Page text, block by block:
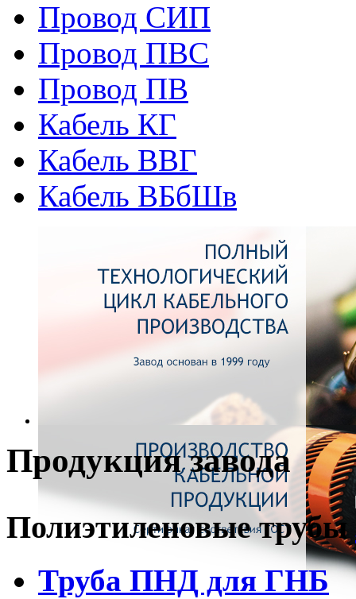
Провод СИП
Провод ПВС
Провод ПВ
Кабель КГ
Кабель ВВГ
Кабель ВБбШв
Продукция завода
Полиэтиленовые трубы
Труба ПНД для ГНБ